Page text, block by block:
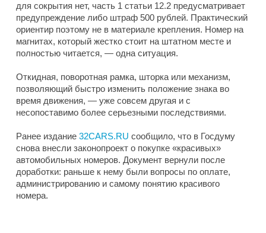
для сокрытия нет, часть 1 статьи 12.2 предусматривает
предупреждение либо штраф 500 рублей. Практический
ориентир поэтому не в материале крепления. Номер на
магнитах, который жестко стоит на штатном месте и
полностью читается, — одна ситуация.
Откидная, поворотная рамка, шторка или механизм,
позволяющий быстро изменить положение знака во
время движения, — уже совсем другая и с
несопоставимо более серьезными последствиями.
Ранее издание 32CARS.RU сообщило, что в Госдуму
снова внесли законопроект о покупке «красивых»
автомобильных номеров. Документ вернули после
доработки: раньше к нему были вопросы по оплате,
администрированию и самому понятию красивого
номера.